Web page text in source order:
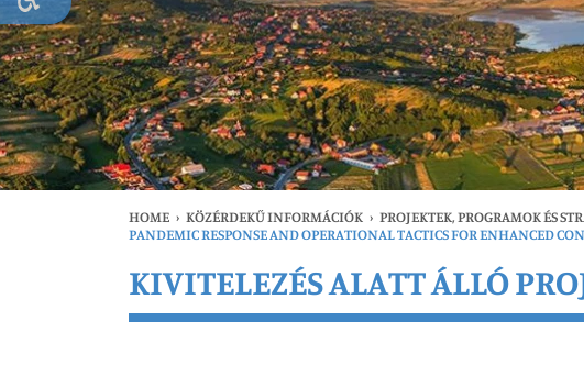
HOME › KÖZÉRDEKŰ INFORMÁCIÓK › PROJEKTEK, PROGRAMOK ÉS
PANDEMIC RESPONSE AND OPERATIONAL TACTICS FOR ENHANCED
KIVITELEZÉS ALATT ÁLLÓ